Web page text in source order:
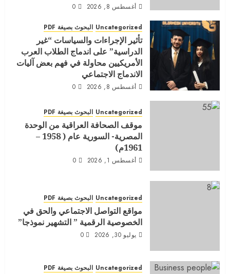
أغسطس 8, 2026 0
Uncategorized البحوث بصيغة PDF
تأثير الإجراءات والسياسات “غير
الدراسية” على اندماج الطلاب العرب
الأمريكيين محاولة في فهم بعض آليات
الاندماج الاجتماعي
أغسطس 8, 2026 0
Uncategorized البحوث بصيغة PDF
موقف الصحافة العراقية من الوحدة
المصرية- السورية عام ( 1958 –
1961م)
أغسطس 1, 2026 0
Uncategorized البحوث بصيغة PDF
مواقع التواصل الاجتماعي والحق في
الخصوصية الرقمية ” التشهير نموذجا”
يوليو 30, 2026 0
Uncategorized البحوث بصيغة PDF